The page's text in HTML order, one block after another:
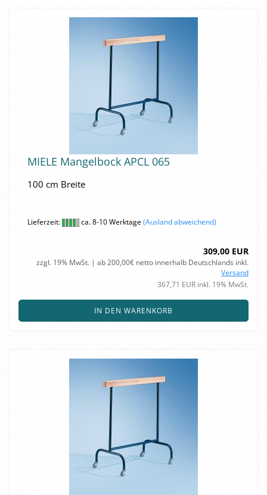
MIELE Man­gel­bock APCL 065
100 cm Brei­te
Lieferzeit: ca. 8-10 Werktage(Ausland abweichend)
309,00 EUR
zzgl. 19% MwSt. | ab 200,00€ netto innerhalb Deutschlands inkl.
Versand
367,71 EUR inkl. 19% MwSt.
IN DEN WARENKORB